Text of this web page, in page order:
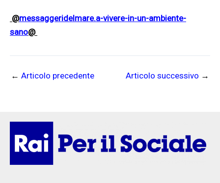
@messaggeridelmare.a-vivere-in-un-ambiente-
sano@
← Articolo precedente Articolo successivo →